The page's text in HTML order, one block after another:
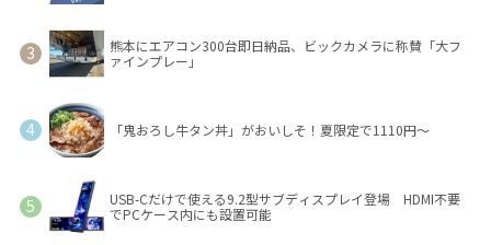
熊本にエアコン300台即日納品、ビックカメラに称賛「大フ
ァインプレー」
「鬼おろし牛タン丼」がおいしそ！夏限定で1110円～
USB-Cだけで使える9.2型サブディスプレイ登場 HDMI不要
でPCケース内にも設置可能